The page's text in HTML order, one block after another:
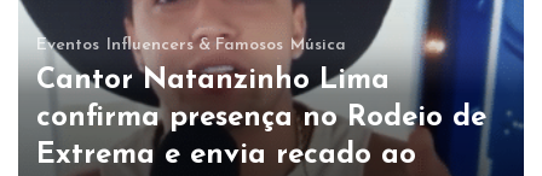
Eventos Influencers & Famosos Música
Cantor Natanzinho Lima
confirma presença no Rodeio de
Extrema e envia recado ao